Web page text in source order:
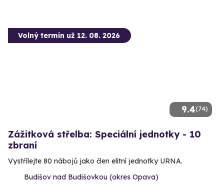
9.4(74)
Volný termín už 12. 08. 2026
Zážitková střelba: Speciální jednotky - 10
zbraní
Vystřílejte 80 nábojů jako člen elitní jednotky URNA.
Budišov nad Budišovkou (okres Opava)